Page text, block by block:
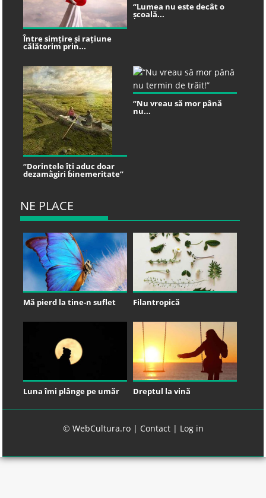
Între simțire și rațiune
călătorim prin...
“Lumea nu este decât o
școală...
“Dorințele îți aduc doar
dezamăgiri binemeritate”
“Nu vreau să mor până
nu...
NE PLACE
Mă pierd la tine-n suflet Filantropică
Luna îmi plânge pe umăr Dreptul la vină
© WebCultura.ro | Contact| Log in